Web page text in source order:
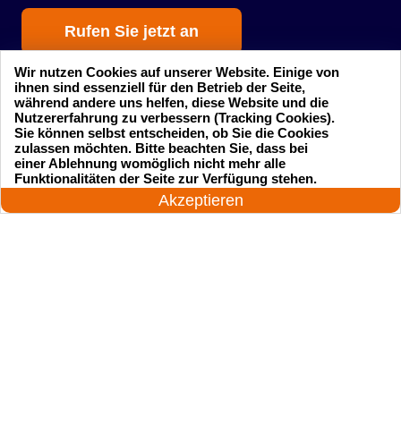
Rufen Sie jetzt an
Startseite Einsatzgebiete
Preise
24 Stunden am Tag
Akzeptieren
Wir nutzen Cookies auf unserer Website. Einige von
ihnen sind essenziell für den Betrieb der Seite,
während andere uns helfen, diese Website und die
Nutzererfahrung zu verbessern (Tracking Cookies).
Sie können selbst entscheiden, ob Sie die Cookies
zulassen möchten. Bitte beachten Sie, dass bei
einer Ablehnung womöglich nicht mehr alle
Funktionalitäten der Seite zur Verfügung stehen.